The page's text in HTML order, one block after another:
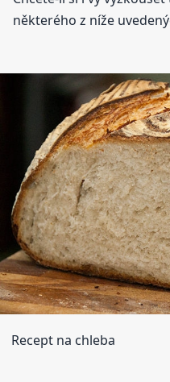
některého z níže
Recept na chleba